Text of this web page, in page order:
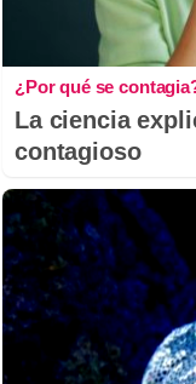
¿Por qué se
La ciencia
contagioso